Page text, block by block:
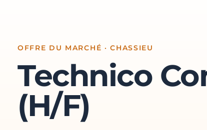
OFFRE DU MARCHÉ · CHASSIEU
Technico
(H/F)